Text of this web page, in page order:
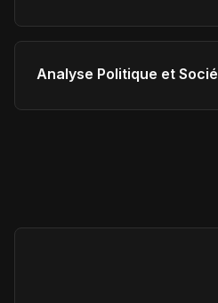
Analyse Politique et